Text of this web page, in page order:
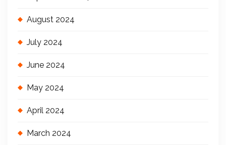
August 2024
July 2024
June 2024
May 2024
April 2024
March 2024